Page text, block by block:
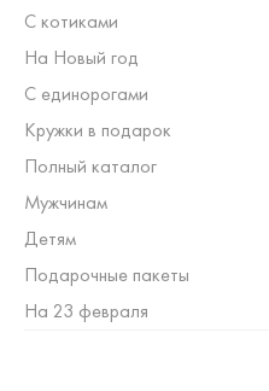
С котиками
На Новый год
С единорогами
Кружки в подарок
Полный каталог
Мужчинам
Детям
Подарочные пакеты
На 23 февраля